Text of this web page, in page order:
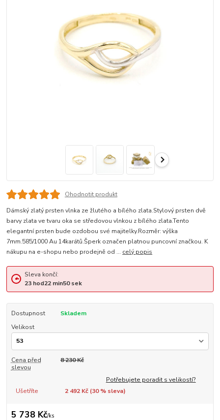
Ohodnotit produkt
Dámský zlatý prsten vlnka ze žlutého a bílého zlata.Stylový prsten dvě
barvy zlata ve tvaru oka se středovou vlnkou z bílého zlata.Tento
elegantní prsten bude ozdobou své majitelky.Rozměr: výška
7mm.585/1000 Au 14karátů.Šperk označen platnou puncovní značkou. K
nákupu na e-shopu nebo prodejně od ... celý popis
Sleva končí:
23hod22min49sek
Dostupnost
Skladem
Velikost
Cena před
slevou
8 230 Kč
Potřebujete poradit s velikostí?
Ušetříte
2 492 Kč (30% sleva)
5 738 Kč/ks